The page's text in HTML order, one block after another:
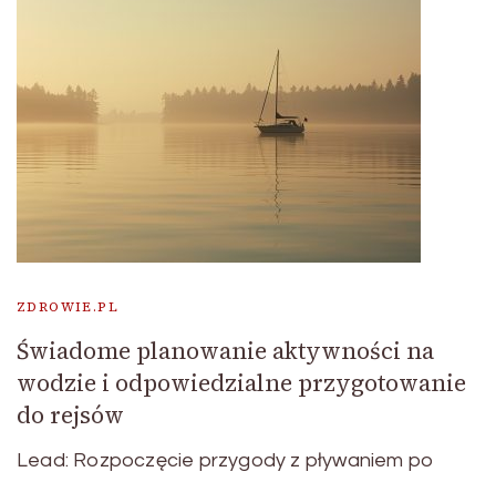
ZDROWIE.PL
Świadome planowanie aktywności na
wodzie i odpowiedzialne przygotowanie
do rejsów
Lead: Rozpoczęcie przygody z pływaniem po